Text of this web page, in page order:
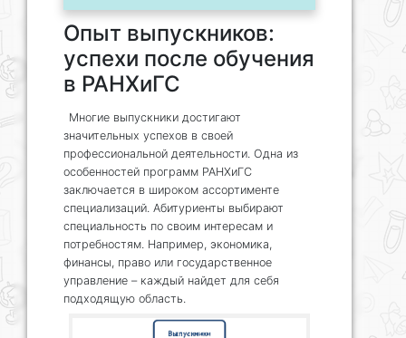
Опыт выпускников:
успехи после обучения
в РАНХиГС
Многие выпускники достигают
значительных успехов в своей
профессиональной деятельности. Одна из
особенностей программ РАНХиГС
заключается в широком ассортименте
специализаций. Абитуриенты выбирают
специальность по своим интересам и
потребностям. Например, экономика,
финансы, право или государственное
управление – каждый найдет для себя
подходящую область.